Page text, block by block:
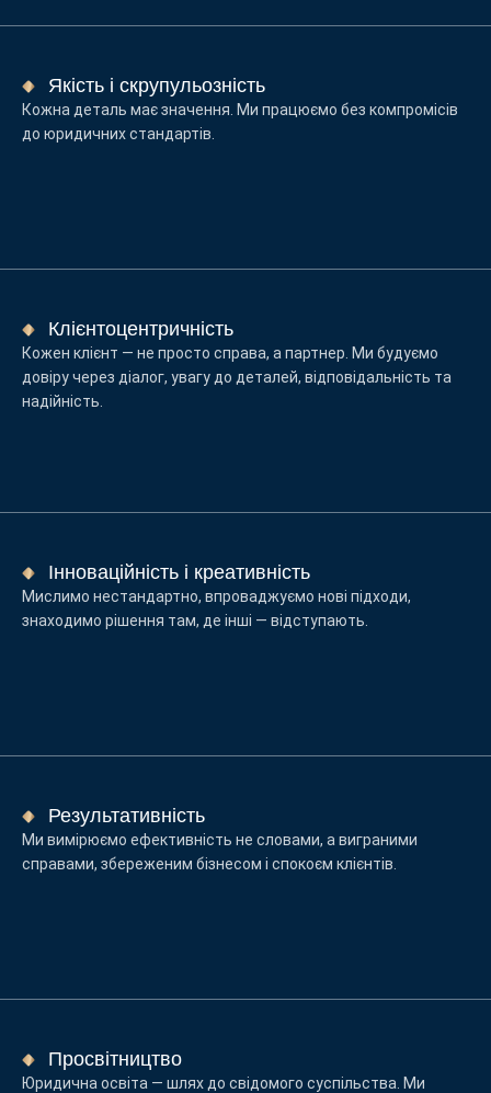
Якість і скрупульозність
Кожна деталь має значення. Ми працюємо без компромісів
до юридичних стандартів.
Клієнтоцентричність
Кожен клієнт — не просто справа, а партнер. Ми будуємо
довіру через діалог, увагу до деталей, відповідальність та
надійність.
Інноваційність і креативність
Мислимо нестандартно, впроваджуємо нові підходи,
знаходимо рішення там, де інші — відступають.
Результативність
Ми вимірюємо ефективність не словами, а виграними
справами, збереженим бізнесом і спокоєм клієнтів.
Просвітництво
Юридична освіта — шлях до свідомого суспільства. Ми